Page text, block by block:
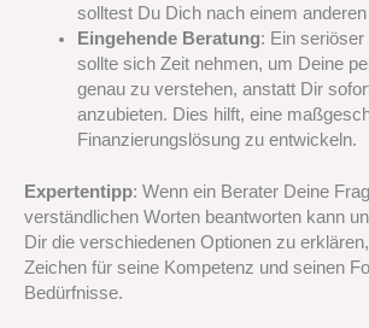
solltest Du Dich nach einem
Eingehende Beratung: Ein
sollte sich Zeit nehmen, um Deine
genau zu verstehen, anstatt Dir
anzubieten. Dies hilft, eine
Finanzierungslösung zu entwickeln.
Expertentipp: Wenn ein Berater Deine
verständlichen Worten beantworten kann
Dir die verschiedenen Optionen zu
Zeichen für seine Kompetenz und seinen
Bedürfnisse.